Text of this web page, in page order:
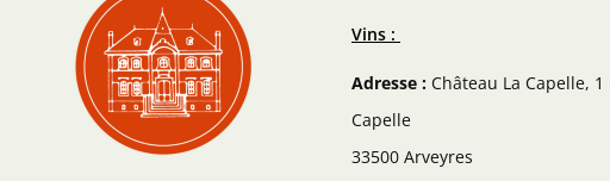
Vins :
Adresse : Château La Capelle, 1
Capelle
33500 Arveyres